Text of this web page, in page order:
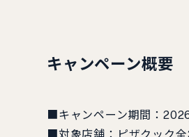
キャンペーン概要
■キャンペーン期間：